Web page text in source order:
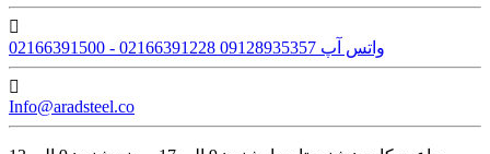
02166391500 - 02166391228 واتس آپ 09128935357
Info@aradsteel.co